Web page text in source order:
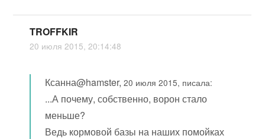
TROFFKIR
20 июля 2015, 20:14:48
Ксанна@hamster,20 июля 2015, писала:
...А почему, собственно, ворон стало
меньше?
Ведь кормовой базы на наших помойках